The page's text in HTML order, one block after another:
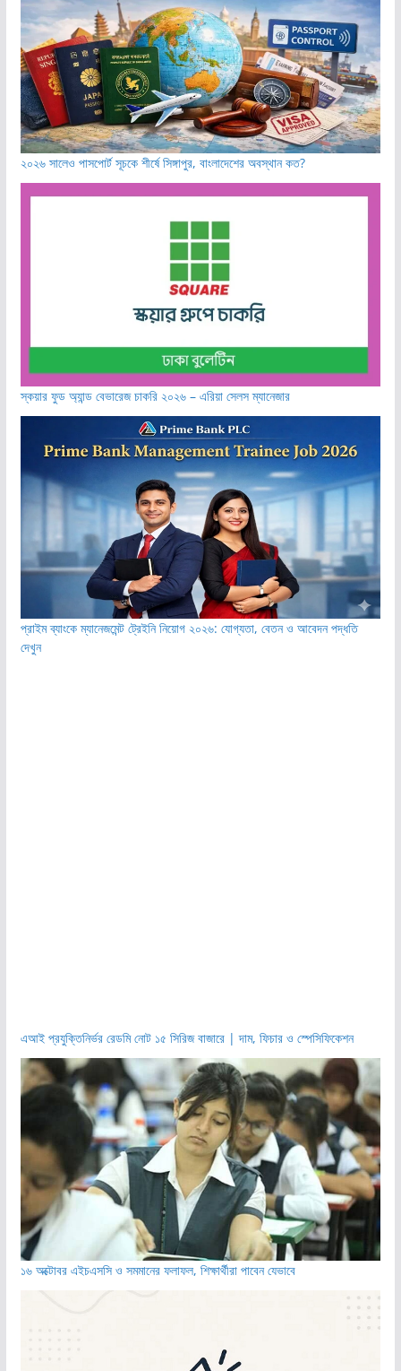
২০২৬ সালেও পাসপোর্ট সূচকে শীর্ষে সিঙ্গাপুর, বাংলাদেশের অবস্থান কত?
স্কয়ার ফুড অ্যান্ড বেভারেজ চাকরি ২০২৬ – এরিয়া সেলস ম্যানেজার
প্রাইম ব্যাংকে ম্যানেজমেন্ট ট্রেইনি নিয়োগ ২০২৬: যোগ্যতা, বেতন ও আবেদন পদ্ধতি
দেখুন
এআই প্রযুক্তিনির্ভর রেডমি নোট ১৫ সিরিজ বাজারে | দাম, ফিচার ও স্পেসিফিকেশন
১৬ অক্টোবর এইচএসসি ও সমমানের ফলাফল, শিক্ষার্থীরা পাবেন যেভাবে